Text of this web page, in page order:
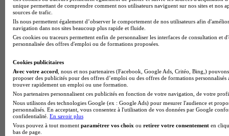
BTS Ndrc en alternance
BTS Sam en alternance
Cap Fleuriste en alternance
BTS Sio en alternance
MSc Marketing Digital en alternance
BTS Gpme en alternance
BTS Gpn en alternance
BTS Domotique en alternance
BAC Pro Agora en alternance
BTS Sta en alternance
BTS Iris en alternance
BTS Tpl en alternance
BTS Ati en alternance
unique permettant de comprendre comment nos utilisateurs naviguent sur nos sites et nos
sources de trafic.
Ils nous permettent également d’observer le comportement de nos utilisateurs afin
navigation dans nos sites beaucoup plus rapide et fluide.
Ces cookies ou traceurs permettent enfin de personnaliser les interfaces de consultation et
personnalisée des offres d'emploi ou de formations proposées.
Cookies publicitaires
Avec votre accord , nous et nos partenaires (Facebook, Google Ads, Critéo, Bing,)
proposer des publicités pour des offres d’emploi ou des offres de formations
trouver rapidement un emploi ou une formation.
Nos partenaires personnalisent ces publicités en fonction de votre navigation, de votre
Nous utilisons des technologies Google (ex : Google Ads) pour mesurer l'audience et
personnalisés. En acceptant, vous consentez à l'utilisation de vos données par Google
confidentialité. En savoir plus
Vous pouvez à tout moment paramétrer vos choix ou retirer votre consentement en
bas de page.